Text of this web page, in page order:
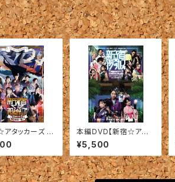
アタッカーズ S
【商品：本編D
本編DVD【新宿☆アタッ
カーズ Season3 〜
孤島の洋館殺人事
件！？〜】
¥5,500